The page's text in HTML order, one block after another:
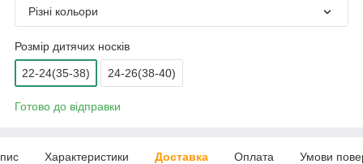
Різні кольори
Розмір дитячих носків
22-24(35-38) 24-26(38-40)
Готово до відправки
Характеристики Доставка Оплата Умови